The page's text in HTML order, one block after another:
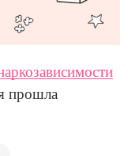
прошла